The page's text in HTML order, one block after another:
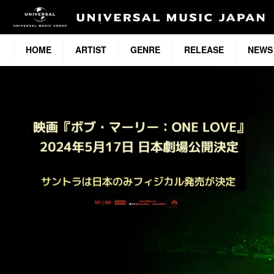
HOME ARTIST GENRE RELEASE NEWS